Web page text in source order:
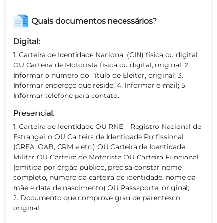
Quais documentos necessários?
Digital:
1. Carteira de Identidade Nacional (CIN) física ou digital
OU Carteira de Motorista física ou digital, original; 2.
Informar o número do Título de Eleitor, original; 3.
Informar endereço que reside; 4. Informar e-mail; 5.
Informar telefone para contato.
Presencial:
1. Carteira de Identidade OU RNE – Registro Nacional de
Estrangeiro OU Carteira de Identidade Profissional
(CREA, OAB, CRM e etc.) OU Carteira de Identidade
Militar OU Carteira de Motorista OU Carteira Funcional
(emitida por órgão público, precisa constar nome
completo, número da carteira de identidade, nome da
mãe e data de nascimento) OU Passaporte, original;
2. Documento que comprove grau de parentesco,
original.